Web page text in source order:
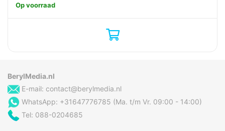
Op voorraad
BerylMedia.nl
E-mail: contact@berylmedia.nl
WhatsApp: +31647776785 (Ma. t/m Vr. 09:00 - 14:00)
Tel: 088-0204685